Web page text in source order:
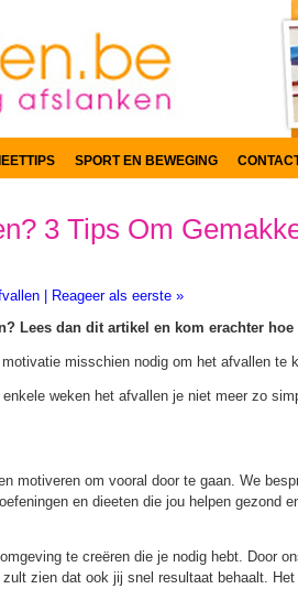
SPORT EN BEWEGING
3 Tips Om
Reageer als eerste »
Lees dan dit artikel en kom erachter
misschien nodig om het afvallen te
weken het afvallen je niet meer zo
motiveren om vooral door te gaan. We
en dieeten die jou helpen gezond
te creëren die je nodig hebt. Door
zien dat ook jij snel resultaat behaalt.